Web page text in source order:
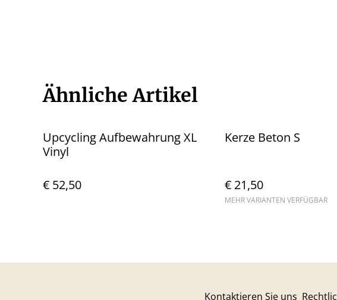
Ähnliche Artikel
Upcycling Aufbewahrung XL
Vinyl
€ 52,50
Kerze Beton S
€ 21,50
MEHR VARIANTEN VERFÜGBAR
Kontaktieren Sie uns